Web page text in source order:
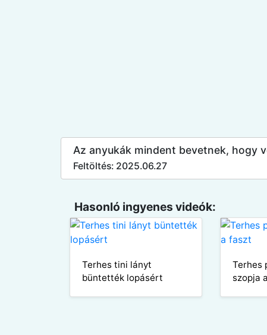
Az anyukák mindent bevetnek, hogy
Feltöltés: 2025.06.27
Hasonló ingyenes videók:
Terhes tini lányt
büntették lopásért
Terhes
szopja